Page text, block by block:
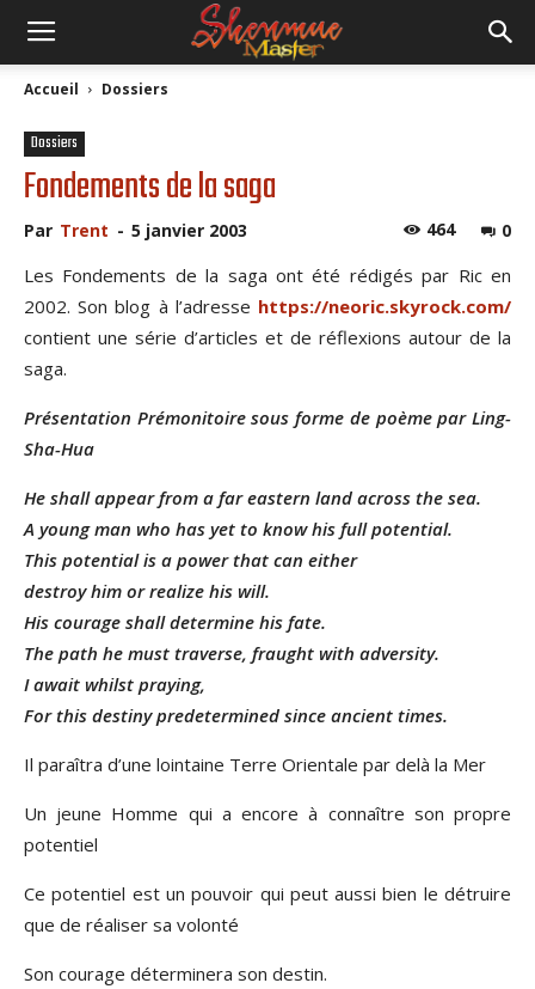
Accueil Dossiers
Dossiers
Fondements de la saga
Par Trent - 5 janvier 2003 0
464
Les Fondements de la saga ont été rédigés par Ric en
2002. Son blog à l’adresse https://neoric.skyrock.com/
contient une série d’articles et de réflexions autour de la
saga.
Présentation Prémonitoire sous forme de poème par Ling-
Sha-Hua
He shall appear from a far eastern land across the sea.
A young man who has yet to know his full potential.
This potential is a power that can either
destroy him or realize his will.
His courage shall determine his fate.
The path he must traverse, fraught with adversity.
I await whilst praying,
For this destiny predetermined since ancient times.
Il paraîtra d’une lointaine Terre Orientale par delà la Mer
Un jeune Homme qui a encore à connaître son propre
potentiel
Ce potentiel est un pouvoir qui peut aussi bien le détruire
que de réaliser sa volonté
Son courage déterminera son destin.